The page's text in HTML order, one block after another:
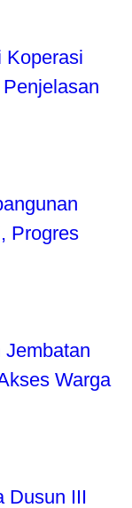
Koperasi
Progres
Warga
Dusun III